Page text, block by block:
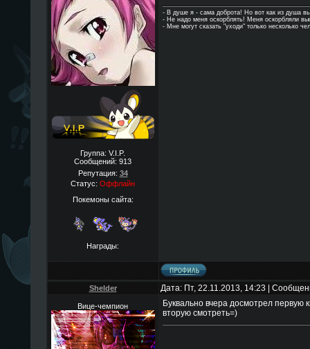
Группа: V.I.P.
Сообщений: 913
Репутация: 34
Статус: Оффлайн
Покемоны сайта:
Награды:
- В душе я - сама доброта! Но вот как из душа
- Hе надо меня оскорблять! Меня оскорбляли
- Мне могут сказать "уходи" только несколько
Shelder Дата: Пт, 22.11.2013, 14:23 |
Вице-чемпион
Буквально вчера досмотрел первую
вторую смотреть=)